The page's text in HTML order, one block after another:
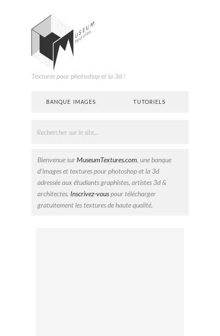
Textures pour photoshop et la 3d !
BANQUE IMAGES TUTORIELS
Bienvenue surMuseumTextures.com, une banque
d’images et textures pour photoshop et la 3d
adressée aux étudiants graphistes, artistes 3d &
architectes. Inscrivez-vouspour télécharger
gratuitement les textures de haute qualité.